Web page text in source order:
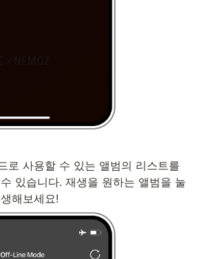
로 사용할 수 있는 앨범의 리스트를
있습니다. 재생을 원하는 앨범을 눌
해보세요!